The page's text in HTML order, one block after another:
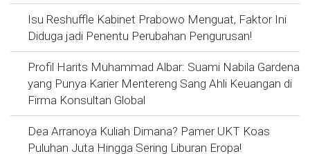
Isu Reshuffle Kabinet Prabowo Menguat, Faktor Ini
Diduga jadi Penentu Perubahan Pengurusan!
Profil Harits Muhammad Albar: Suami Nabila Gardena
yang Punya Karier Mentereng Sang Ahli Keuangan di
Firma Konsultan Global
Dea Arranoya Kuliah Dimana? Pamer UKT Koas
Puluhan Juta Hingga Sering Liburan Eropa!